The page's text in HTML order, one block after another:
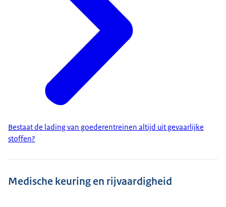
Bestaat de lading van goederentreinen altijd uit gevaarlijke
stoffen?
Medische keuring en rijvaardigheid